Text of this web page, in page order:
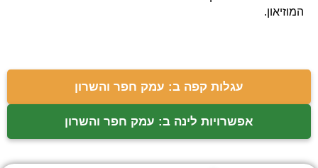
המוזיאון.
עגלות קפה ב: עמק חפר והשרון
אפשרויות לינה ב: עמק חפר והשרון